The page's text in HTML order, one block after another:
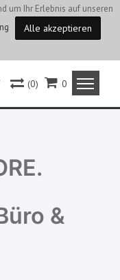
um Ihr Erlebnis auf unseren
Alle akzeptieren
0
(0)
&